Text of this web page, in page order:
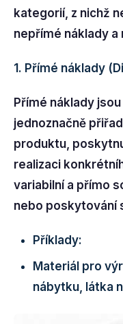
kategorií, z nichž
nepřímé náklady a
1. Přímé náklady
Přímé náklady
jednoznačně
produktu,
realizaci
variabilní a přímo
nebo poskytování
Příklady:
Materiál pro
nábytku, látka